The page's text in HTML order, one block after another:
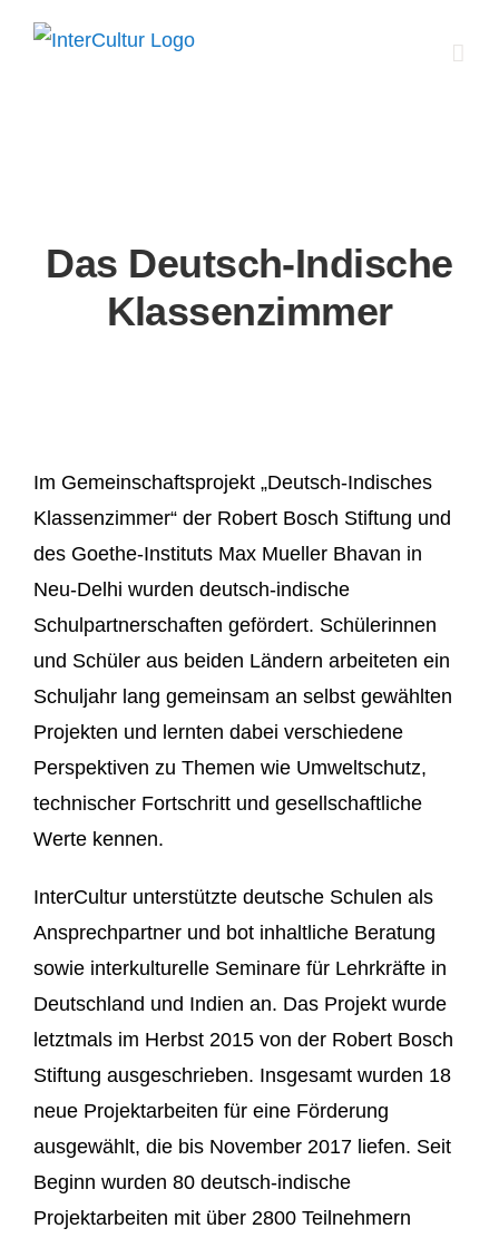
Zum
Das Deutsch-Indische
Klassenzimmer
Im Gemeinschaftsprojekt „Deutsch-Indisches
Klassenzimmer“ der Robert Bosch Stiftung und
des Goethe-Instituts Max Mueller Bhavan in
Neu-Delhi wurden deutsch-indische
Schulpartnerschaften gefördert. Schülerinnen
und Schüler aus beiden Ländern arbeiteten ein
Schuljahr lang gemeinsam an selbst gewählten
Projekten und lernten dabei verschiedene
Perspektiven zu Themen wie Umweltschutz,
technischer Fortschritt und gesellschaftliche
Werte kennen.
InterCultur unterstützte deutsche Schulen als
Ansprechpartner und bot inhaltliche Beratung
sowie interkulturelle Seminare für Lehrkräfte in
Deutschland und Indien an. Das Projekt wurde
letztmals im Herbst 2015 von der Robert Bosch
Stiftung ausgeschrieben. Insgesamt wurden 18
neue Projektarbeiten für eine Förderung
ausgewählt, die bis November 2017 liefen. Seit
Beginn wurden 80 deutsch-indische
Projektarbeiten mit über 2800 Teilnehmern